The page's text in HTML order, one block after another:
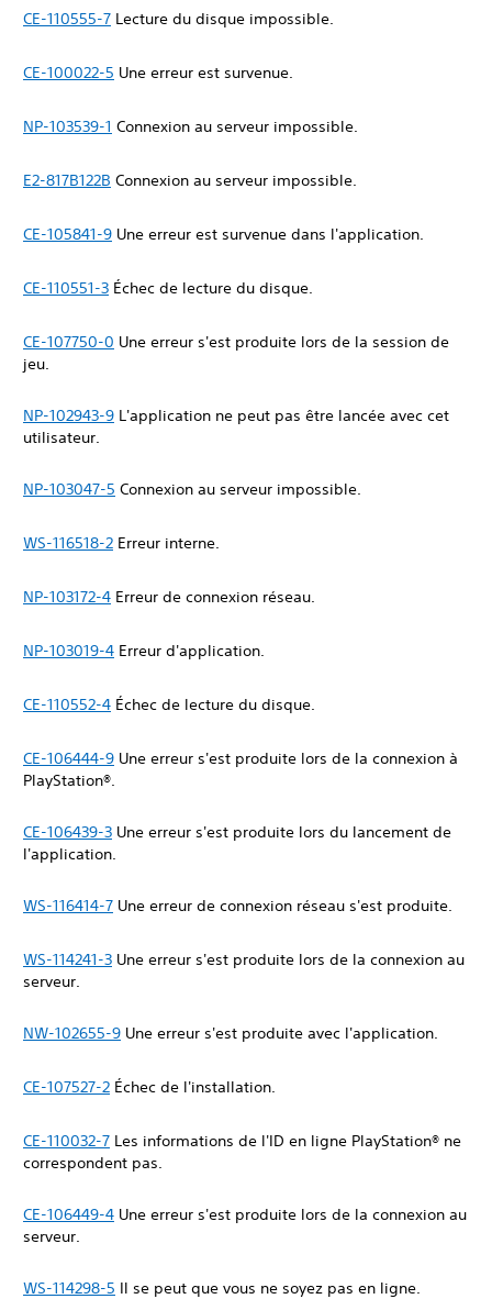
CE-110555-7 Lecture du disque impossible.
CE-100022-5 Une erreur est survenue.
NP-103539-1 Connexion au serveur impossible.
E2-817B122B Connexion au serveur impossible.
CE-105841-9 Une erreur est survenue dans l'application.
CE-110551-3 Échec de lecture du disque.
CE-107750-0 Une erreur s'est produite lors de la session de
jeu.
NP-102943-9 L'application ne peut pas être lancée avec cet
utilisateur.
NP-103047-5 Connexion au serveur impossible.
WS-116518-2 Erreur interne.
NP-103172-4 Erreur de connexion réseau.
NP-103019-4 Erreur d'application.
CE-110552-4 Échec de lecture du disque.
CE-106444-9 Une erreur s'est produite lors de la connexion à
PlayStation®.
CE-106439-3 Une erreur s'est produite lors du lancement de
l'application.
WS-116414-7 Une erreur de connexion réseau s'est produite.
WS-114241-3 Une erreur s'est produite lors de la connexion au
serveur.
NW-102655-9 Une erreur s'est produite avec l'application.
CE-107527-2 Échec de l'installation.
CE-110032-7 Les informations de l'ID en ligne PlayStation® ne
correspondent pas.
CE-106449-4 Une erreur s'est produite lors de la connexion au
serveur.
WS-114298-5 Il se peut que vous ne soyez pas en ligne.